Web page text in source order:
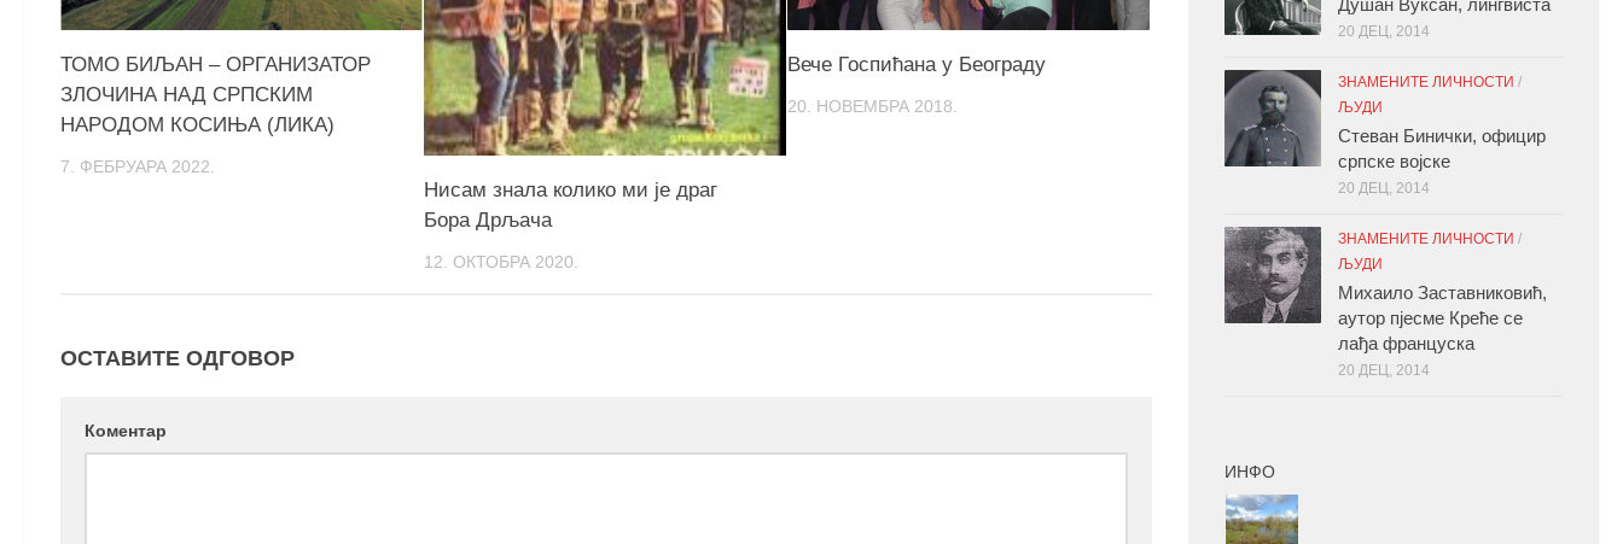
ТОМО БИЉАН – ОРГАНИЗАТОР
ЗЛОЧИНА НАД СРПСКИМ
НАРОДОМ КОСИЊА (ЛИКА)
7. ФЕБРУАРА 2022.
Нисам знала колико ми је драг
Бора Дрљача
12. ОКТОБРА 2020.
Вече Госпићана у Београду
20. НОВЕМБРА 2018.
ОСТАВИТЕ ОДГОВОР
Коментар
20 ДЕЦ, 2014
ЗНАМЕНИТЕ ЛИЧНОСТИ /
ЉУДИ
Стеван Бинички, официр
српске војске
20 ДЕЦ, 2014
ЗНАМЕНИТЕ ЛИЧНОСТИ /
ЉУДИ
Михаило Заставниковић,
аутор пјесме Креће се
лађа француска
20 ДЕЦ, 2014
ИНФО